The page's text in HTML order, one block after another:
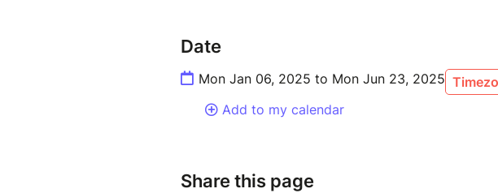
Date
Mon Jan 06, 2025 to Mon Jun 23, 2025
Add to my calendar
Share this page